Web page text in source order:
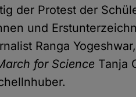
der Protest der
und
Ranga
for Science Tanja